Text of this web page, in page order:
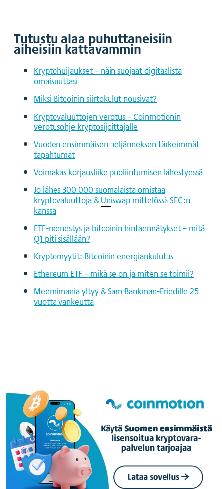
Tutustu alaa puhuttaneisiin
aiheisiin kattavammin
Kryptohuijaukset – näin suojaat digitaalista
omaisuuttasi
Miksi Bitcoinin siirtokulut nousivat?
Kryptovaluuttojen verotus – Coinmotionin
verotusohje kryptosijoittajalle
Vuoden ensimmäisen neljänneksen tärkeimmät
tapahtumat
Voimakas korjausliike puoliintumisen lähestyessä
Jo lähes 300 000 suomalaista omistaa
kryptovaluuttoja &UniswapmittelössäSEC:n
kanssa
ETF-menestys ja bitcoinin hintaennätykset – mitä
Q1 piti sisällään?
Kryptomyytit: Bitcoinin energiankulutus
Ethereum ETF – mikä se on ja miten se toimii?
Meemimania yltyy & Sam Bankman-Friedille 25
vuotta vankeutta